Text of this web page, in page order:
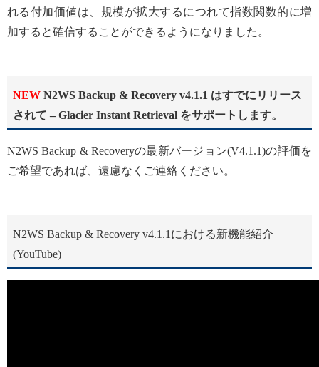
れる付加価値は、規模が拡大するにつれて指数関数的に増
加すると確信することができるようになりました。
NEW N2WS Backup & Recovery v4.1.1 はすでにリリース
されて – Glacier Instant Retrieval をサポートします。
N2WS Backup & Recoveryの最新バージョン(V4.1.1)の評価を
ご希望であれば、遠慮なくご連絡ください。
N2WS Backup & Recovery v4.1.1における新機能紹介
(YouTube)